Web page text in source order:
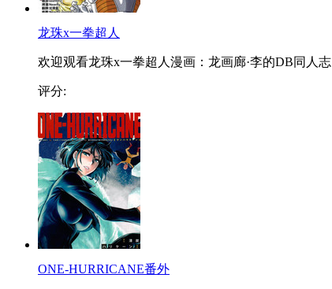
龙珠x一拳超人
欢迎观看龙珠x一拳超人漫画：龙画廊·李的DB同人志
评分:
ONE-HURRICANE番外